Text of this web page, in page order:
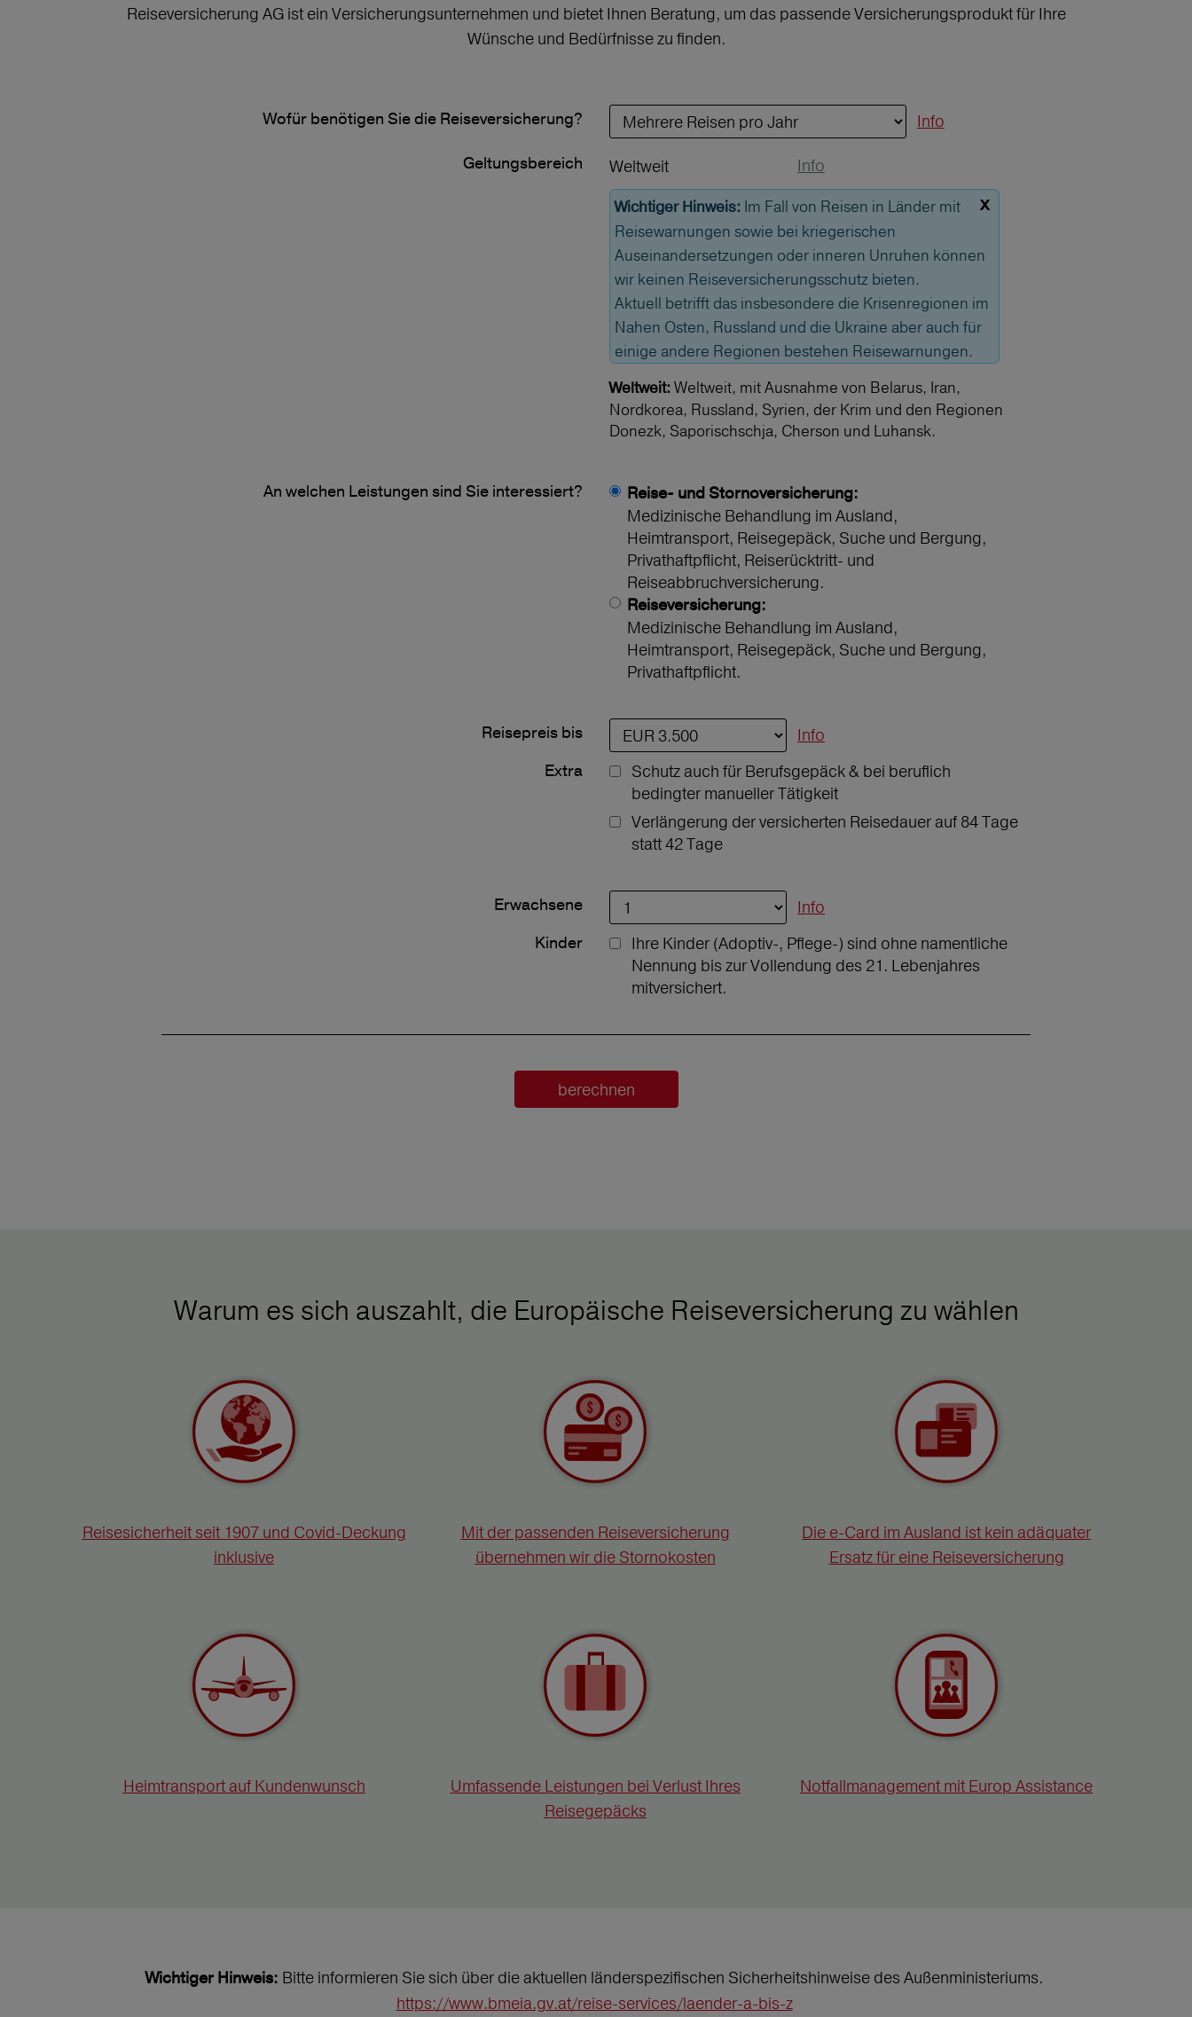
Reiseversicherung AG ist ein Versicherungsunternehmen und bietet Ihnen Beratung, um das passende Versicherungsprodukt für Ihre
Wünsche und Bedürfnisse zu finden.
Wofür benötigen Sie die Reiseversicherung? Info
Geltungs­bereich Weltweit Info
x
Wichtiger Hinweis: Im Fall von Reisen in Länder mit
Reisewarnungen sowie bei kriegerischen
Auseinandersetzungen oder inneren Unruhen können
wir keinen Reiseversicherungsschutz bieten.
Aktuell betrifft das insbesondere die Krisenregionen im
Nahen Osten, Russland und die Ukraine aber auch für
einige andere Regionen bestehen Reisewarnungen.
Weltweit: Weltweit, mit Ausnahme von Belarus, Iran,
Nordkorea, Russland, Syrien, der Krim und den Regionen
Donezk, Saporischschja, Cherson und Luhansk.
An welchen Leistungen sind Sie interessiert?
Reise- und Stornoversicherung:
Medizinische Behandlung im Ausland,
Heimtransport, Reisegepäck, Suche und Bergung,
Privathaftpflicht, Reiserücktritt- und
Reiseabbruchversicherung.
Reiseversicherung:
Medizinische Behandlung im Ausland,
Heimtransport, Reisegepäck, Suche und Bergung,
Privathaftpflicht.
Reisepreis bis
Info
Extra
Schutz auch für Berufsgepäck & bei beruflich
bedingter manueller Tätigkeit
Verlängerung der versicherten Reisedauer auf 84 Tage
statt 42 Tage
Erwachsene
Info
Kinder
Ihre Kinder (Adoptiv-, Pflege-) sind ohne namentliche
Nennung bis zur Vollendung des 21. Lebenjahres
mitversichert.
berechnen
Warum es sich auszahlt, die Europäische Reiseversicherung zu wählen
Reisesicherheit seit 1907 und Covid-Deckung
inklusive
Mit der passenden Reiseversicherung
übernehmen wir die Stornokosten
Die e-Card im Ausland ist kein adäquater
Ersatz für eine Reiseversicherung
Heimtransport auf Kundenwunsch
Umfassende Leistungen bei Verlust Ihres
Reisegepäcks
Notfallmanagement mit Europ Assistance
Wichtiger Hinweis: Bitte informieren Sie sich über die aktuellen länderspezifischen Sicherheitshinweise des Außenministeriums.
https://www.bmeia.gv.at/reise-services/laender-a-bis-z